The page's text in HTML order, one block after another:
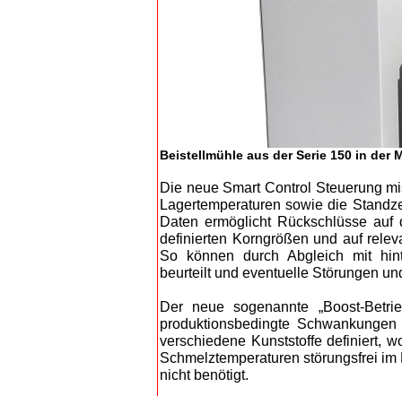
Beistellmühle aus der Serie 150 in der
Die neue Smart Control Steuerung
Lagertemperaturen sowie die
Daten ermöglicht Rückschlüsse
definierten Korngrößen und auf
So können durch Abgleich mit
beurteilt und eventuelle Störungen
Der neue sogenannte „Boost-
produktionsbedingte
verschiedene Kunststoffe definiert,
Schmelztemperaturen störungsfrei
nicht benötigt.